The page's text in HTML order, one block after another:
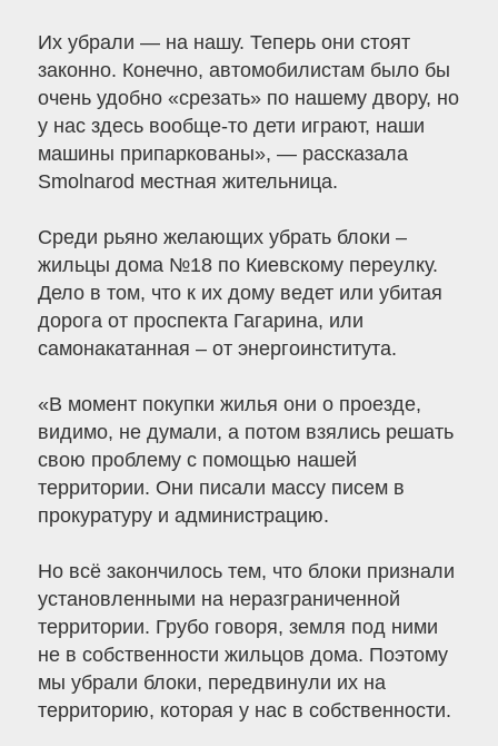
Их убрали — на нашу. Теперь они стоят
законно. Конечно, автомобилистам было бы
очень удобно «срезать» по нашему двору, но
у нас здесь вообще-то дети играют, наши
машины припаркованы», — рассказала
Smolnarod местная жительница.
Среди рьяно желающих убрать блоки –
жильцы дома №18 по Киевскому переулку.
Дело в том, что к их дому ведет или убитая
дорога от проспекта Гагарина, или
самонакатанная – от энергоинститута.
«В момент покупки жилья они о проезде,
видимо, не думали, а потом взялись решать
свою проблему с помощью нашей
территории. Они писали массу писем в
прокуратуру и администрацию.
Но всё закончилось тем, что блоки признали
установленными на неразграниченной
территории. Грубо говоря, земля под ними
не в собственности жильцов дома. Поэтому
мы убрали блоки, передвинули их на
территорию, которая у нас в собственности.